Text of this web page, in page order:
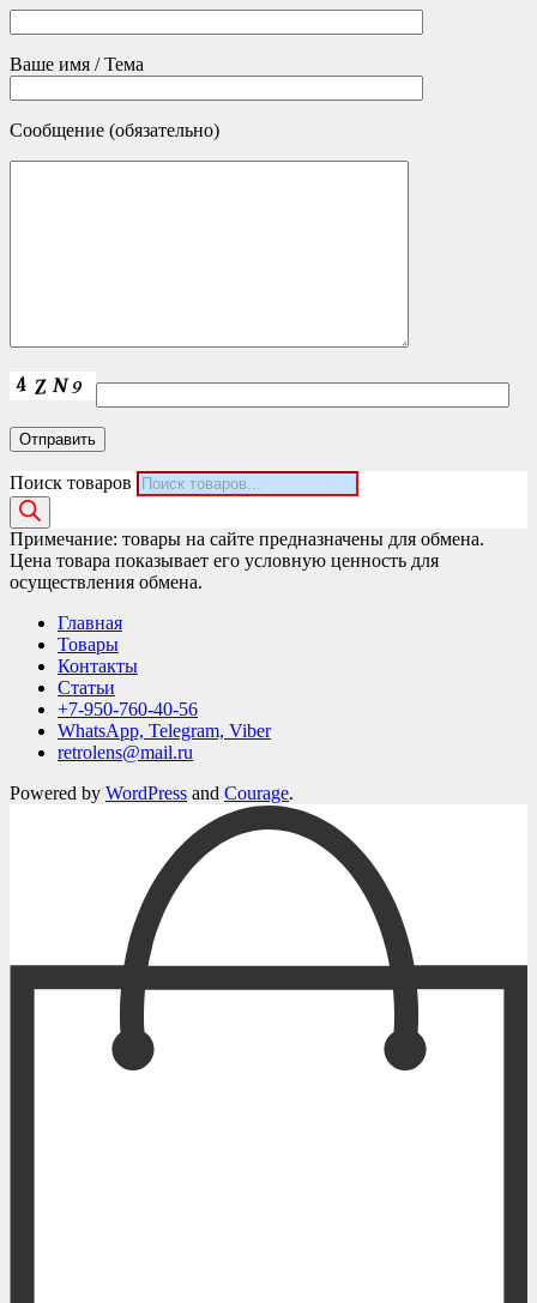
Ваше имя / Тема
Сообщение (обязательно)
Поиск товаров
Примечание: товары на сайте предназначены для обмена.
Цена товара показывает его условную ценность для
осуществления обмена.
Главная
Товары
Контакты
Статьи
+7-950-760-40-56
WhatsApp, Telegram, Viber
retrolens@mail.ru
Powered by WordPress and Courage.